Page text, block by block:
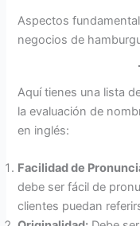
Aspectos
negocios de
Aquí tienes una lista
la evaluación de
en inglés:
Facilidad de
debe ser fácil de
clientes puedan